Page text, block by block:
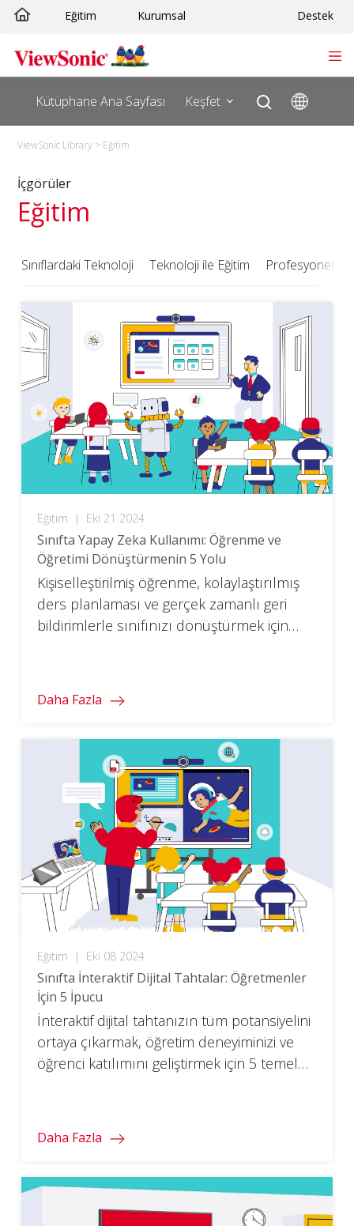
Skip
content
Eğitim Kurumsal Destek
Kütüphane Ana Sayfası Keşfet
ViewSonic Library > Eğitim
İçgörüler
Eğitim
Sınıflardaki Teknoloji Teknoloji ile Eğitim Profesyonel
Eğitim | Eki 21 2024
Sınıfta Yapay Zeka Kullanımı: Öğrenme ve
Öğretimi Dönüştürmenin 5 Yolu
Kişiselleştirilmiş öğrenme, kolaylaştırılmış
ders planlaması ve gerçek zamanlı geri
bildirimlerle sınıfınızı dönüştürmek için
Daha Fazla
Eğitim | Eki 08 2024
Sınıfta İnteraktif Dijital Tahtalar: Öğretmenler
İçin 5 İpucu
İnteraktif dijital tahtanızın tüm potansiyelini
ortaya çıkarmak, öğretim deneyiminizi ve
öğrenci katılımını geliştirmek için 5 temel
Daha Fazla